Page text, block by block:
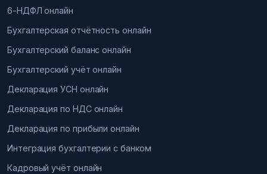
6-НДФЛ онлайн
Бухгалтерская отчётность онлайн
Бухгалтерский баланс онлайн
Бухгалтерский учёт онлайн
Декларация УСН онлайн
Декларация по НДС онлайн
Декларация по прибыли онлайн
Интеграция бухгалтерии с банком
Кадровый учёт онлайн